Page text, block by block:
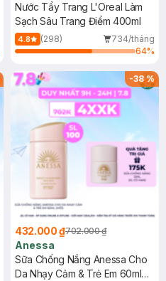
Nước Tẩy Trang L'Oreal Làm
Sạch Sâu Trang Điểm 400ml
4.8 (298)
734/tháng
64%
-38%
432.000 ₫702.000 ₫
Anessa
Sữa Chống Nắng Anessa Cho
Da Nhạy Cảm & Trẻ Em 60ml